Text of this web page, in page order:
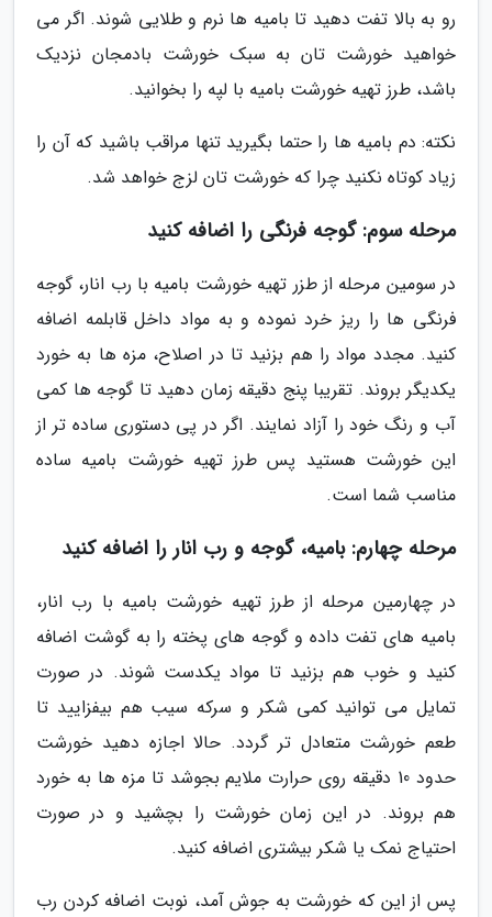
رو به بالا تفت دهید تا بامیه ها نرم و طلایی شوند. اگر می
خواهید خورشت تان به سبک خورشت بادمجان نزدیک
باشد، طرز تهیه خورشت بامیه با لپه را بخوانید.
نکته: دم بامیه ها را حتما بگیرید تنها مراقب باشید که آن را
زیاد کوتاه نکنید چرا که خورشت تان لزج خواهد شد.
مرحله سوم: گوجه فرنگی را اضافه کنید
در سومین مرحله از طزر تهیه خورشت بامیه با رب انار، گوجه
فرنگی ها را ریز خرد نموده و به مواد داخل قابلمه اضافه
کنید. مجدد مواد را هم بزنید تا در اصلاح، مزه ها به خورد
یکدیگر بروند. تقریبا پنج دقیقه زمان دهید تا گوجه ها کمی
آب و رنگ خود را آزاد نمایند. اگر در پی دستوری ساده تر از
این خورشت هستید پس طرز تهیه خورشت بامیه ساده
مناسب شما است.
مرحله چهارم: بامیه، گوجه و رب انار را اضافه کنید
در چهارمین مرحله از طرز تهیه خورشت بامیه با رب انار،
بامیه های تفت داده و گوجه های پخته را به گوشت اضافه
کنید و خوب هم بزنید تا مواد یکدست شوند. در صورت
تمایل می توانید کمی شکر و سرکه سیب هم بیفزایید تا
طعم خورشت متعادل تر گردد. حالا اجازه دهید خورشت
حدود 10 دقیقه روی حرارت ملایم بجوشد تا مزه ها به خورد
هم بروند. در این زمان خورشت را بچشید و در صورت
احتیاج نمک یا شکر بیشتری اضافه کنید.
پس از این که خورشت به جوش آمد، نوبت اضافه کردن رب